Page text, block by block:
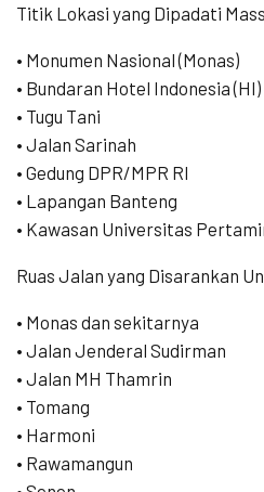
Titik Lokasi yang Dipadati
• Monumen Nasional (Monas)
• Bundaran Hotel Indonesia (HI)
• Tugu Tani
• Jalan Sarinah
• Gedung DPR/MPR RI
• Lapangan Banteng
• Kawasan Universitas
Ruas Jalan yang Disarankan
• Monas dan sekitarnya
• Jalan Jenderal Sudirman
• Jalan MH Thamrin
• Tomang
• Harmoni
• Rawamangun